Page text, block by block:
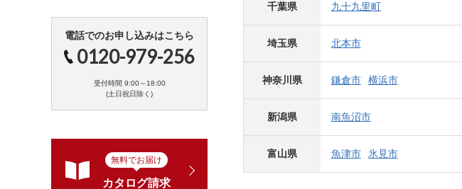
千葉県 九十九里町
埼玉県 北本市
神奈川県 鎌倉市 横浜市
新潟県 南魚沼市
富山県 魚津市 氷見市
電話でのお申し込みはこちら
0120-979-256
受付時間 9:00～18:00
(土日祝日除く)
無料でお届け
カタログ請求